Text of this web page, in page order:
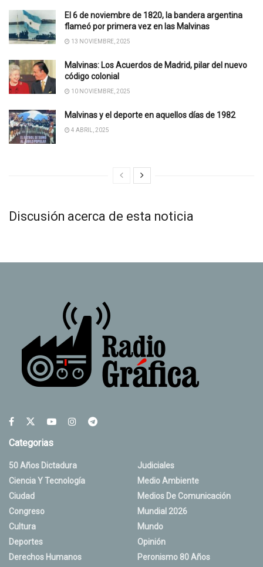
El 6 de noviembre de 1820, la bandera argentina
flameó por primera vez en las Malvinas
13 NOVIEMBRE, 2025
Malvinas: Los Acuerdos de Madrid, pilar del nuevo
código colonial
10 NOVIEMBRE, 2025
Malvinas y el deporte en aquellos días de 1982
4 ABRIL, 2025
Discusión acerca de esta noticia
Categorias
50 Años Dictadura
Ciencia Y Tecnología
Ciudad
Congreso
Cultura
Deportes
Derechos Humanos
Judiciales
Medio Ambiente
Medios De Comunicación
Mundial 2026
Mundo
Opinión
Peronismo 80 Años